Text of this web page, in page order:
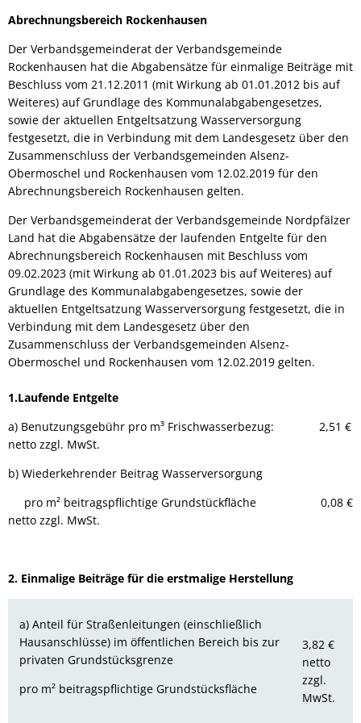
Abrechnungsbereich Rockenhausen
Der Verbandsgemeinderat der Verbandsgemeinde
Rockenhausen hat die Abgabensätze für einmalige Beiträge mit
Beschluss vom 21.12.2011 (mit Wirkung ab 01.01.2012 bis auf
Weiteres) auf Grundlage des Kommunalabgabengesetzes,
sowie der aktuellen Entgeltsatzung Wasserversorgung
festgesetzt, die in Verbindung mit dem Landesgesetz über den
Zusammenschluss der Verbandsgemeinden Alsenz-
Obermoschel und Rockenhausen vom 12.02.2019 für den
Abrechnungsbereich Rockenhausen gelten.
Der Verbandsgemeinderat der Verbandsgemeinde Nordpfälzer
Land hat die Abgabensätze der laufenden Entgelte für den
Abrechnungsbereich Rockenhausen mit Beschluss vom
09.02.2023 (mit Wirkung ab 01.01.2023 bis auf Weiteres) auf
Grundlage des Kommunalabgabengesetzes, sowie der
aktuellen Entgeltsatzung Wasserversorgung festgesetzt, die in
Verbindung mit dem Landesgesetz über den
Zusammenschluss der Verbandsgemeinden Alsenz-
Obermoschel und Rockenhausen vom 12.02.2019 gelten.
1.Laufende Entgelte
a) Benutzungsgebühr pro m³ Frischwasserbezug: 2,51 €
netto zzgl. MwSt.
b) Wiederkehrender Beitrag Wasserversorgung
pro m² beitragspflichtige Grundstückfläche 0,08 €
netto zzgl. MwSt.
2. Einmalige Beiträge für die erstmalige Herstellung
a) Anteil für Straßenleitungen (einschließlich
Hausanschlüsse) im öffentlichen Bereich bis zur
privaten Grundstücksgrenze
pro m² beitragspflichtige Grundstücksfläche
3,82 €
netto
zzgl.
MwSt.